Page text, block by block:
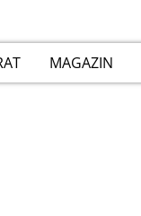
MAGAZIN